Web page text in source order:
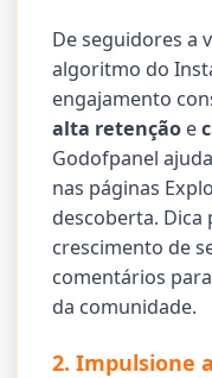
De seguidores a
algoritmo do
engajamento
alta retenção e
Godofpanel
nas páginas
descoberta. Dica
crescimento de
comentários
da comunidade.
2. Impulsione